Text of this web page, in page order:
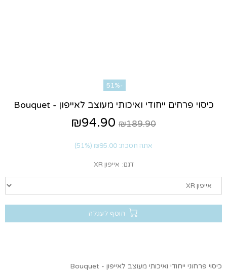
-51%
כיסוי פרחים ייחודי ואיכותי מעוצב לאייפון - Bouquet
₪189.90
₪94.90
אתה חסכת: ₪95.00
(51%)
דגם: אייפון XR
הוסף לעגלה
כיסוי פרחוני ייחודי ואיכותי מעוצב לאייפון - Bouquet